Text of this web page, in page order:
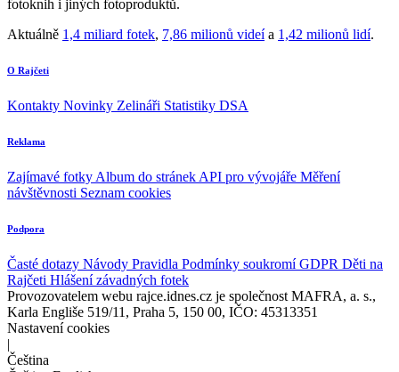
fotoknih i jiných fotoproduktů.
Aktuálně 1,4 miliard fotek, 7,86 milionů videía 1,42 milionů lidí.
O Rajčeti
Kontakty Novinky Zelináři Statistiky DSA
Reklama
Zajímavé fotky Album do stránek API pro vývojáře Měření
návštěvnosti Seznam cookies
Podpora
Časté dotazy Návody Pravidla Podmínky soukromíGDPR Děti na
Rajčeti Hlášení závadných fotek
Provozovatelem webu rajce.idnes.cz je společnost MAFRA, a. s.,
Karla Engliše 519/11, Praha 5, 150 00, IČO: 45313351
Nastavení cookies
|
Čeština